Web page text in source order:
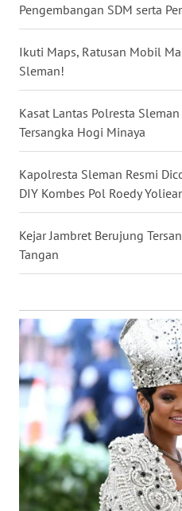
Pengembangan SDM serta
Ikuti Maps, Ratusan Mobil
Sleman!
Kasat Lantas Polresta
Tersangka Hogi Minaya
Kapolresta Sleman Resmi
DIY Kombes Pol Roedy
Kejar Jambret Berujung
Tangan
WN
LAMPUNG
WN
JATENG
WN
NUSANTARA
WN
JOGJA
WN
WN
BALI
WN
KALBAR
WN
KALTENG
WN
KALTARA